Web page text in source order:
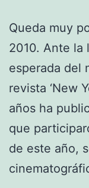
Queda muy
2010. Ante la
esperada del
revista ‘New
años ha
que
de este año,